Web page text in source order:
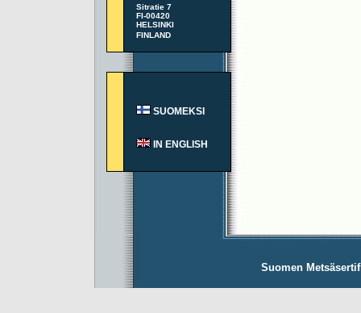
Sitratie 7
FI-00420
HELSINKI
FINLAND
SUOMEKSI
IN ENGLISH
Suomen